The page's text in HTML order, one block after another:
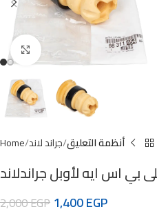
Click to enlarge
Home جراند لاند أنظمة التعليق
اس ايه لأوبل جراندلاند
2,000EGP 1,400EGP